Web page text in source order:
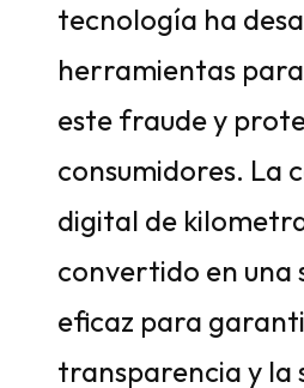
tecnología ha
herramientas
este fraude y
consumidores. La
digital de
convertido en una
eficaz para
transparencia y la